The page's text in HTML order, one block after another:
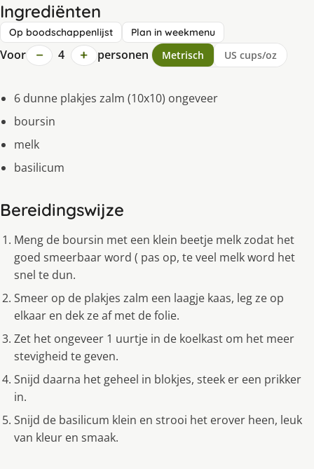
Ingrediënten
Op boodschappenlijst Plan in weekmenu
Voor − 4 + personen Metrisch US cups/oz
6 dunne plakjes zalm (10x10) ongeveer
boursin
melk
basilicum
Bereidingswijze
Meng de boursin met een klein beetje melk zodat het
goed smeerbaar word ( pas op, te veel melk word het
snel te dun.
Smeer op de plakjes zalm een laagje kaas, leg ze op
elkaar en dek ze af met de folie.
Zet het ongeveer 1 uurtje in de koelkast om het meer
stevigheid te geven.
Snijd daarna het geheel in blokjes, steek er een prikker
in.
Snijd de basilicum klein en strooi het erover heen, leuk
van kleur en smaak.